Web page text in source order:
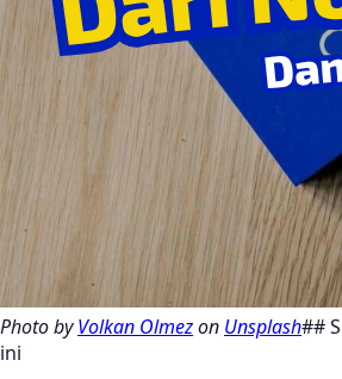
Photo byVolkan Olmezon Unsplash##
ini